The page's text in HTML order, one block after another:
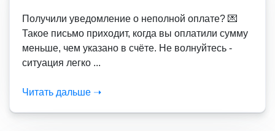
Получили уведомление о неполной оплате? 💌
Такое письмо приходит, когда вы оплатили сумму
меньше, чем указано в счёте. Не волнуйтесь -
ситуация легко ...
Читать дальше ➝